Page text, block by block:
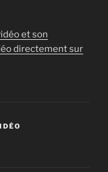
et son
directement sur